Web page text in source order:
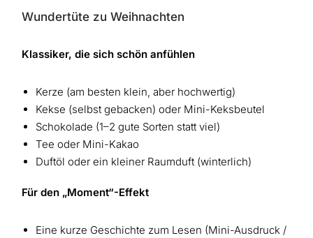
Wundertüte zu Weihnachten
Klassiker, die sich schön anfühlen
Kerze (am besten klein, aber hochwertig)
Kekse (selbst gebacken) oder Mini-Keksbeutel
Schokolade (1–2 gute Sorten statt viel)
Tee oder Mini-Kakao
Duftöl oder ein kleiner Raumduft (winterlich)
Für den „Moment“-Effekt
Eine kurze Geschichte zum Lesen (Mini-Ausdruck /